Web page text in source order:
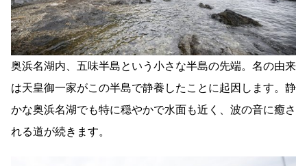
奥浜名湖内、五味半島という小さな半島の先端。名の由来
は天皇御一家がこの半島で静養したことに起因します。静
かな奥浜名湖でも特に穏やかで水面も近く、波の音に癒さ
れる道が続きます。